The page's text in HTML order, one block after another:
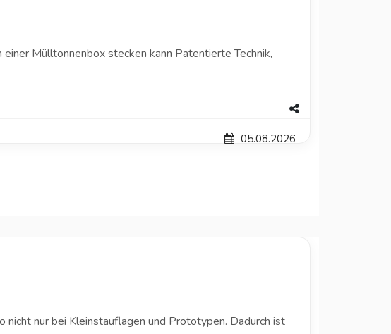
Mülltonnenbox stecken kann Patentierte Technik,
05.08.2026
nur bei Kleinstauflagen und Prototypen. Dadurch ist